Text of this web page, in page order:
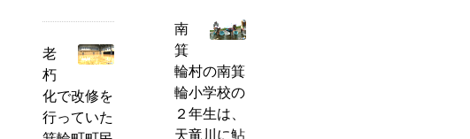
老
朽
化で改修を
行っていた
南
箕
輪村の南箕
輪小学校の
２年生は、
天竜川に鮎